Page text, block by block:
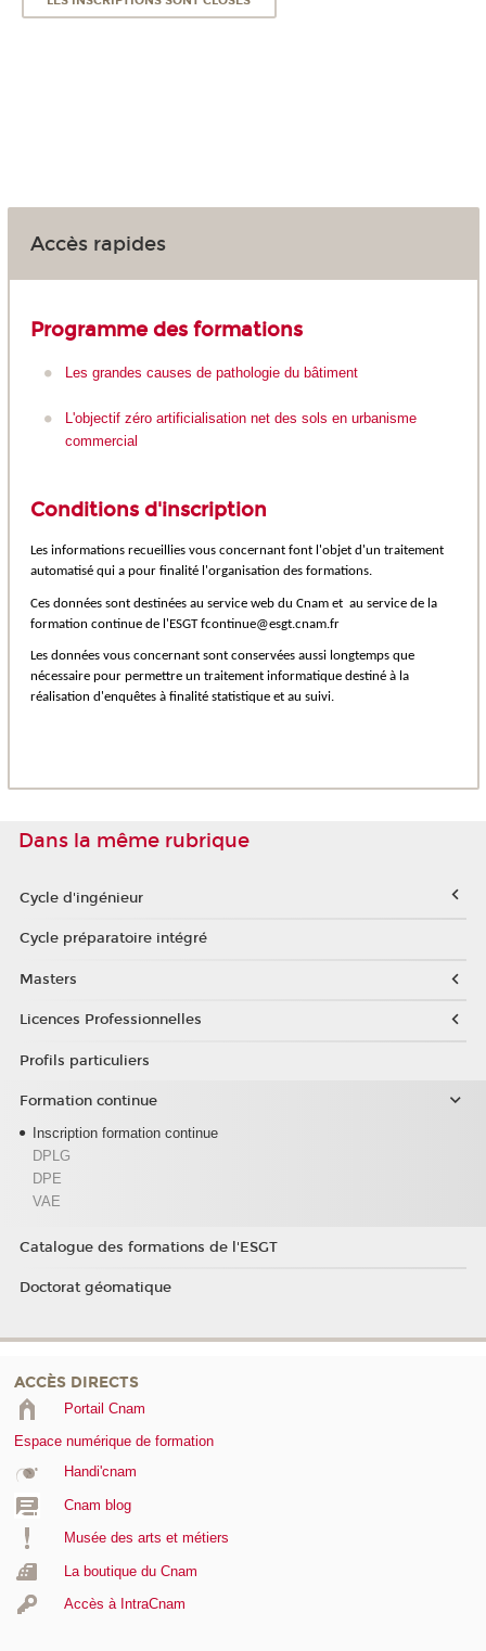
Accès rapides
Programme des formations
Les grandes causes de pathologie du bâtiment
L'objectif zéro artificialisation net des sols en urbanisme
commercial
Conditions d'inscription
Les informations recueillies vous concernant font l'objet d'un traitement
automatisé qui a pour finalité l'organisation des formations.
Ces données sont destinées au service web du Cnam et au service de la
formation continue de l'ESGT fcontinue@esgt.cnam.fr
Les données vous concernant sont conservées aussi longtemps que
nécessaire pour permettre un traitement informatique destiné à la
réalisation d'enquêtes à finalité statistique et au suivi.
Dans la même rubrique
Cycle d'ingénieur
Cycle préparatoire intégré
Masters
Licences Professionnelles
Profils particuliers
Formation continue
Inscription formation continue
DPLG
DPE
VAE
Catalogue des formations de l'ESGT
Doctorat géomatique
ACCÈS DIRECTS
Portail Cnam
Espace numérique de formation
Handi'cnam
Cnam blog
Musée des arts et métiers
La boutique du Cnam
Accès à IntraCnam